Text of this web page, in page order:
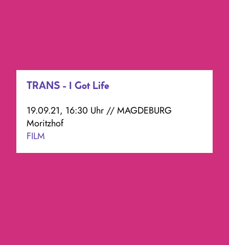
TRANS - I Got Life
19.09.21, 16:30 Uhr // MAGDEBURG
Moritzhof
FILM